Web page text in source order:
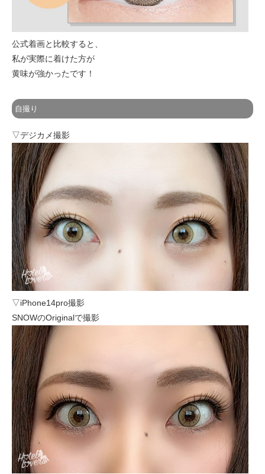
公式着画と比較すると、
私が実際に着けた方が
黄味が強かったです！
自撮り
▽デジカメ撮影
▽iPhone14pro撮影
SNOWのOriginalで撮影